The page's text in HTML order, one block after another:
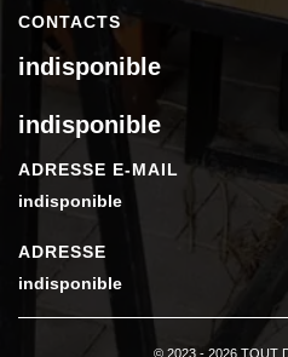
CONTACTS
indisponible
indisponible
ADRESSE E-MAIL
indisponible
ADRESSE
indisponible
© 2023 - 2026 TOUT